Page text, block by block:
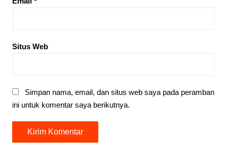
Situs Web
Simpan nama, email, dan situs web saya pada peramban
ini untuk komentar saya berikutnya.